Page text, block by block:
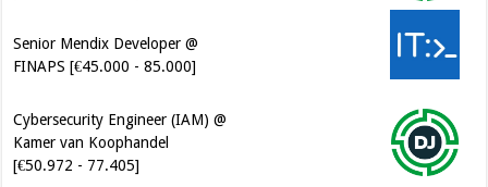
Senior Mendix Developer @
FINAPS [€45.000 - 85.000]
Cybersecurity Engineer (IAM) @
Kamer van Koophandel
[€50.972 - 77.405]